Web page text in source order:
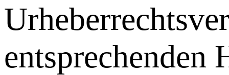
entsprechenden